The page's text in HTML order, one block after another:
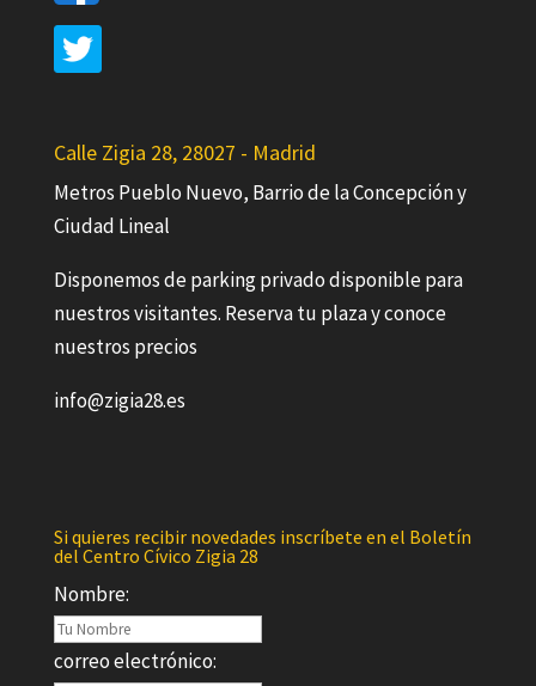
Calle Zigia 28, 28027 - Madrid
Metros Pueblo Nuevo, Barrio de la Concepción y
Ciudad Lineal
Disponemos de parking privado disponible para
nuestros visitantes. Reserva tu plaza y conoce
nuestros precios
info@zigia28.es
Si quieres recibir novedades inscríbete en el Boletín
del Centro Cívico Zigia 28
Nombre:
correo electrónico: